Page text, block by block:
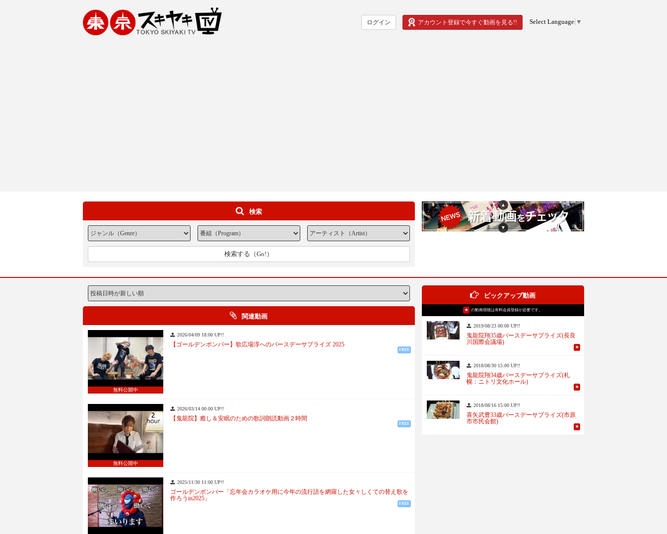
ログイン アカウント登録で今すぐ動画を見る!! Select Language ▼
検索
検索する（Go!）
▲
▼
関連動画
無料公開中
2026/04/09 18:00 UP!!
【ゴールデンボンバー】歌広場淳へのバースデーサプライズ 2025
FREE
無料公開中
2026/03/14 00:00 UP!!
【鬼龍院】癒し＆安眠のための歌詞朗読動画２時間
FREE
2025/11/30 11:00 UP!!
ゴールデンボンバー「忘年会カラオケ用に今年の流行語を網羅した女々しくての替え歌を
作ろうin2025」
FREE
ピックアップ動画
★ の動画視聴は有料会員登録が必要です。
2019/08/23 00:00 UP!!
鬼龍院翔35歳バースデーサプライズ(長良
川国際会議場)
★
2018/08/30 15:00 UP!!
鬼龍院翔34歳バースデーサプライズ(札
幌：ニトリ文化ホール)
★
2018/08/16 15:00 UP!!
喜矢武豊33歳バースデーサプライズ(市原
市市民会館)
★